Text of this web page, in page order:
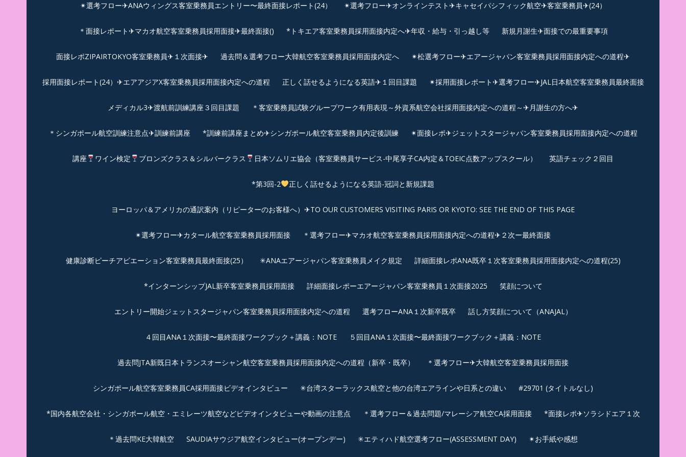
✴︎選考フロー✈︎ANAウィングス客室乗務員エントリー〜最終面接レポート(24） ✴︎選考フロー✈オンラインテスト✈キャセイパシフィック航空✈︎客室乗務員✈(24）
＊面接レポート✈マカオ航空客室乗務員採用面接✈最終面接() *トキエア客室乗務員採用面接内定へ✈年収・給与・引っ越し等 新規月謝生✈面接での最重要事項
面接レポZIPAIRTOKYO客室乗務員✈１次面接✈ 過去問＆選考フロー大韓航空客室乗務員採用面接内定へ ✴︎松選考フロー✈︎エアージャパン客室乗務員採用面接内定への道程✈︎
採用面接レポート(24）✈エアアジアX客室乗務員採用面接内定への道程 正しく話せるようになる英語✈１回目課題 ✴︎採用面接レポート✈︎選考フロー✈︎JAL日本航空客室乗務員最終面接
メディカル3✈渡航前訓練講座３回目課題 ＊客室乗務員試験グループワーク有用表現～外資系航空会社採用面接内定への道程～✈月謝生の方へ✈
＊シンガポール航空訓練注意点✈訓練前講座 *訓練前講座まとめ✈シンガポール航空客室乗務員内定後訓練 ✴︎面接レポ✈ジェットスタージャパン客室乗務員採用面接内定への道程
講座 ワイン検定 ブロンズクラス＆シルバークラス 日本ソムリエ協会（客室乗務員サービス-中尾享子CA内定＆TOEIC点数アップスクール） 英語チェック２回目
*第3回-2 正しく話せるようになる英語-冠詞と新規課題
ヨーロッパ＆アメリカの通訳案内（リピーターのお客様へ）✈TO OUR CUSTOMERS VISITING PARIS OR KYOTO: SEE THE END OF THIS PAGE
✴︎選考フロー✈カタール航空客室乗務員採用面接 ＊選考フロー✈マカオ航空客室乗務員採用面接内定への道程✈２次ー最終面接
健康診断ピーチアビエーション客室乗務員最終面接(25） ✳︎ANAエアージャパン客室乗務員メイク規定 詳細面接レポANA既卒１次客室乗務員採用面接内定への道程(25)
*インターンシップJAL新卒客室乗務員採用面接 詳細面接レポーエアージャパン客室乗務員１次面接2025 笑顔について
エントリー開始ジェットスタージャパン客室乗務員採用面接内定への道程 選考フローANA１次新卒既卒 話し方笑顔について（ANAJAL）
４回目ANA１次面接〜最終面接ワークブック＋講義：NOTE ５回目ANA１次面接〜最終面接ワークブック＋講義：NOTE
過去問JTA新既日本トランスオーシャン航空客室乗務員採用面接内定への道程（新卒・既卒） ＊選考フロー✈大韓航空客室乗務員採用面接
シンガポール航空客室乗務員CA採用面接ビデオインタビュー ✳︎台湾スターラックス航空と他の台湾エアラインや日系との違い #29701 (タイトルなし)
*国内各航空会社・シンガポール航空・エミレーツ航空などビデオインタビューや動画の注意点 ＊選考フロー＆過去問題/マレーシア航空CA採用面接 *面接レポ✈ソラシドエア１次
＊過去問KE大韓航空 SAUDIAサウジア航空インタビュー(オープンデー) ✳︎エティハド航空選考フロー(ASSESSMENT DAY) ✴︎お手紙や感想